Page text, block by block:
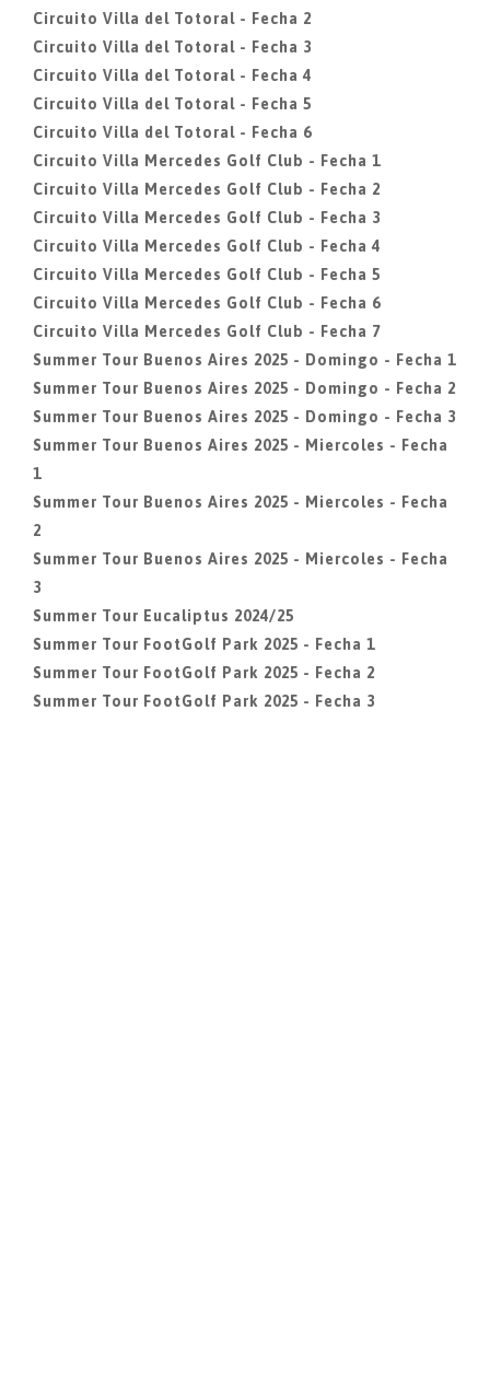
Circuito Villa del Totoral - Fecha 2
Circuito Villa del Totoral - Fecha 3
Circuito Villa del Totoral - Fecha 4
Circuito Villa del Totoral - Fecha 5
Circuito Villa del Totoral - Fecha 6
Circuito Villa Mercedes Golf Club - Fecha 1
Circuito Villa Mercedes Golf Club - Fecha 2
Circuito Villa Mercedes Golf Club - Fecha 3
Circuito Villa Mercedes Golf Club - Fecha 4
Circuito Villa Mercedes Golf Club - Fecha 5
Circuito Villa Mercedes Golf Club - Fecha 6
Circuito Villa Mercedes Golf Club - Fecha 7
Summer Tour Buenos Aires 2025 - Domingo - Fecha 1
Summer Tour Buenos Aires 2025 - Domingo - Fecha 2
Summer Tour Buenos Aires 2025 - Domingo - Fecha 3
Summer Tour Buenos Aires 2025 - Miercoles - Fecha
1
Summer Tour Buenos Aires 2025 - Miercoles - Fecha
2
Summer Tour Buenos Aires 2025 - Miercoles - Fecha
3
Summer Tour Eucaliptus 2024/25
Summer Tour FootGolf Park 2025 - Fecha 1
Summer Tour FootGolf Park 2025 - Fecha 2
Summer Tour FootGolf Park 2025 - Fecha 3